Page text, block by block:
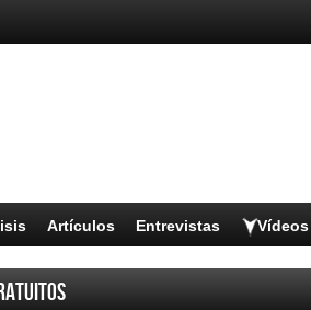
Artículos Entrevistas Vídeos